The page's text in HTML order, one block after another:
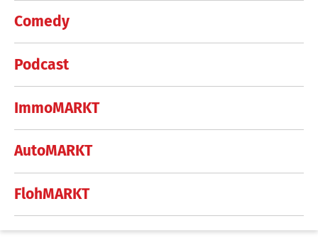
Comedy
Podcast
ImmoMARKT
AutoMARKT
FlohMARKT